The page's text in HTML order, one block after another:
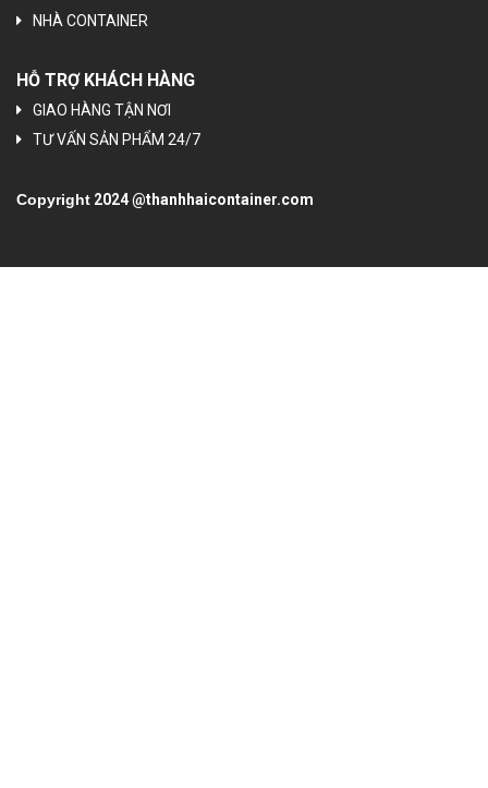
NHÀ CONTAINER
HỖ TRỢ KHÁCH HÀNG
GIAO HÀNG TẬN NƠI
TƯ VẤN SẢN PHẨM 24/7
Copyright 2024 @thanhhaicontainer.com